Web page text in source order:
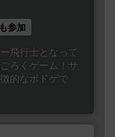
参加
飛行士となって
ろくゲーム！サ
的なボドゲで